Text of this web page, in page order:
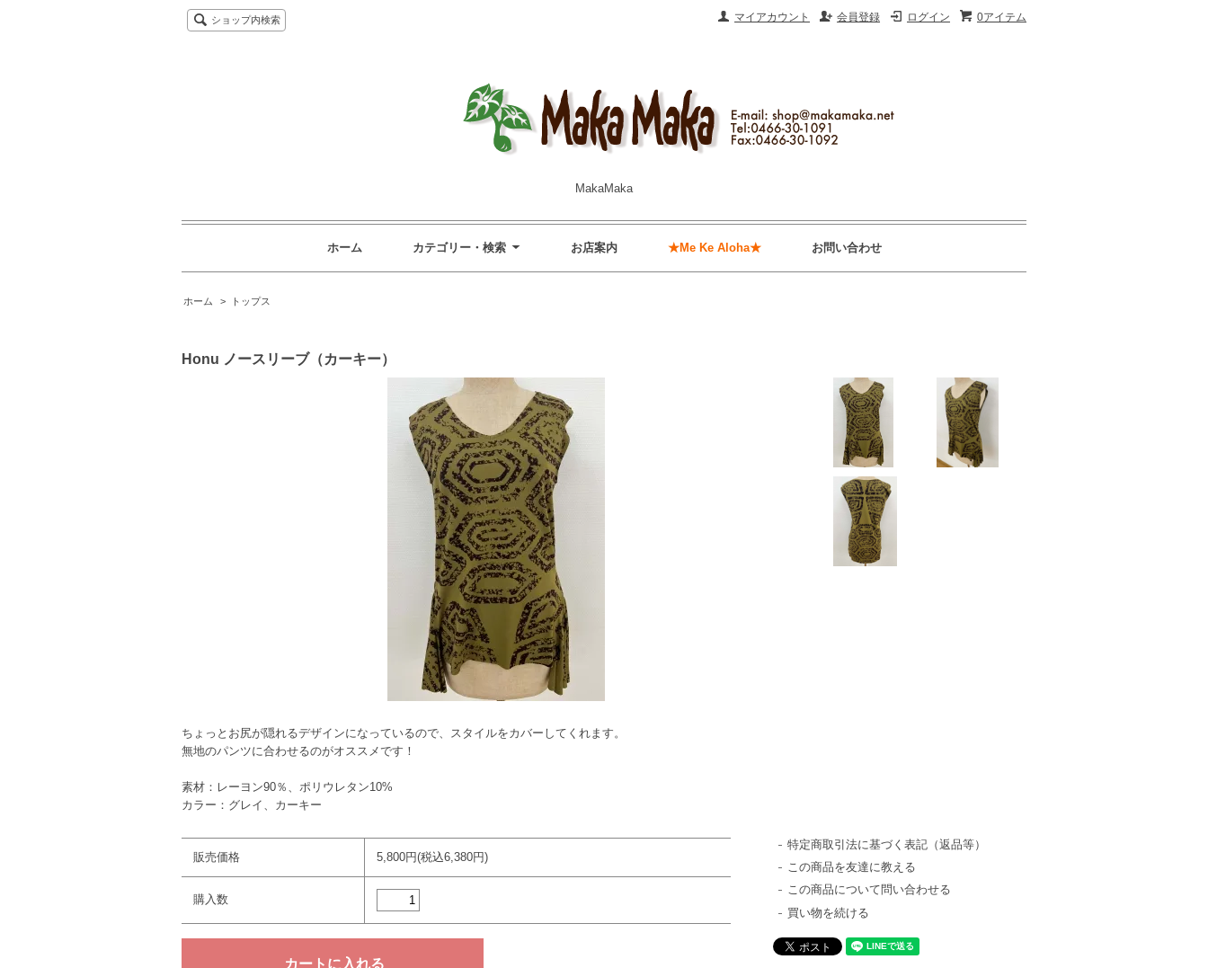
0アイテム
ログイン
会員登録
マイアカウント
ショップ内検索
MakaMaka
ホーム カテゴリー・検索 お店案内 ★Me Ke Aloha★ お問い合わせ
ホーム > トップス
Honu ノースリーブ（カーキー）
ちょっとお尻が隠れるデザインになっているので、スタイルをカバーしてくれます。
無地のパンツに合わせるのがオススメです！
素材：レーヨン90％、ポリウレタン10%
カラー：グレイ、カーキー
販売価格 5,800円(税込6,380円)
購入数
特定商取引法に基づく表記（返品等）
この商品を友達に教える
この商品について問い合わせる
買い物を続ける